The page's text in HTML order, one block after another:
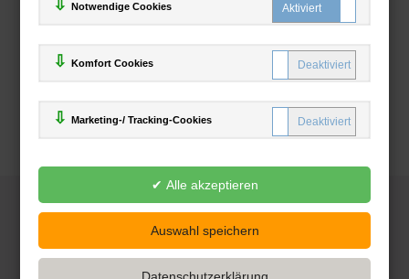
Notwendige Cookies
Komfort Cookies
Marketing-/ Tracking-Cookies
Deutsche-Buchhandlung.de
www.deutsche-buchhandlung.de ist ein Angebot der
Handelsgesellschaft mbH
Powered by Inooga